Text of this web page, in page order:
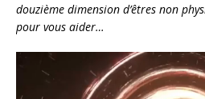
douzième dimension d’êtres non
pour vous aider…